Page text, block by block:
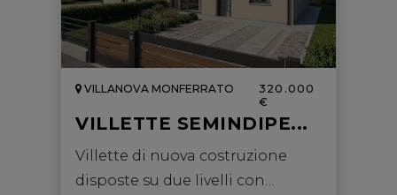
VILLANOVA MONFERRATO
320.000
€
VILLETTE SEMINDIPE...
Villette di nuova costruzione
disposte su due livelli con